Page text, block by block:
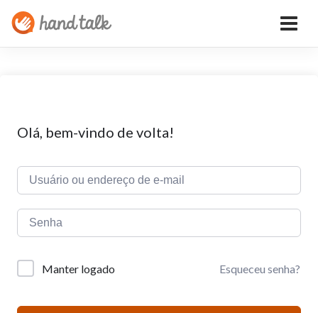
Olá, bem-vindo de volta!
Manter logado Esqueceu senha?